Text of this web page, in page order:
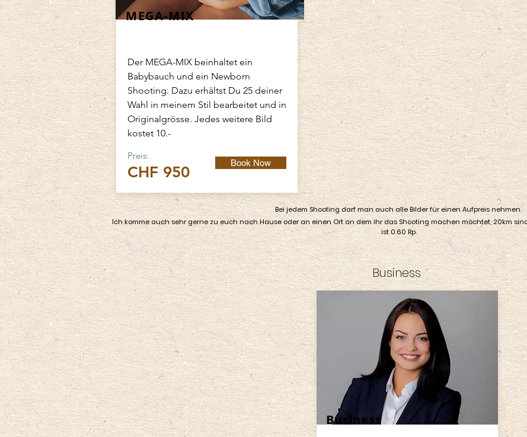
MEGA-MIX
Der MEGA-MIX beinhaltet ein
Babybauch und ein Newborn
Shooting. Dazu erhältst Du 25 deiner
Wahl in meinem Stil bearbeitet und in
Originalgrösse. Jedes weitere Bild
kostet 10.-
Preis:
CHF 950
Book Now
Bei jedem Shooting darf man auch alle Bilder für einen Aufpreis nehmen.
Ich komme auch sehr gerne zu euch nach Hause oder an einen Ort an dem ihr das Shooting machen möchtet, 20km
ist 0.60 Rp.
Business
Business